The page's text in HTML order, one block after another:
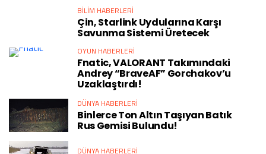
BILIM HABERLERI
Çin, Starlink Uydularına Karşı
Savunma Sistemi Üretecek
OYUN HABERLERI
Fnatic, VALORANT Takımındaki
Andrey “BraveAF” Gorchakov’u
Uzaklaştırdı!
DÜNYA HABERLERI
Binlerce Ton Altın Taşıyan Batık
Rus Gemisi Bulundu!
DÜNYA HABERLERI